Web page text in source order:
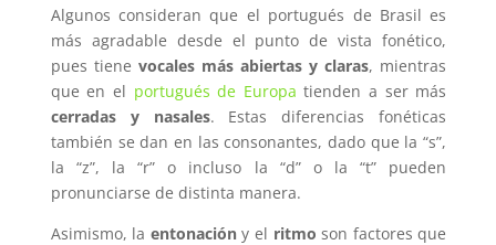
Algunos consideran que el portugués de Brasil es
más agradable desde el punto de vista fonético,
pues tiene vocales más abiertas y claras, mientras
que en el portugués de Europa tienden a ser más
cerradas y nasales. Estas diferencias fonéticas
también se dan en las consonantes, dado que la “s”,
la “z”, la “r” o incluso la “d” o la “t” pueden
pronunciarse de distinta manera.
Asimismo, la entonacióny el ritmo son factores que